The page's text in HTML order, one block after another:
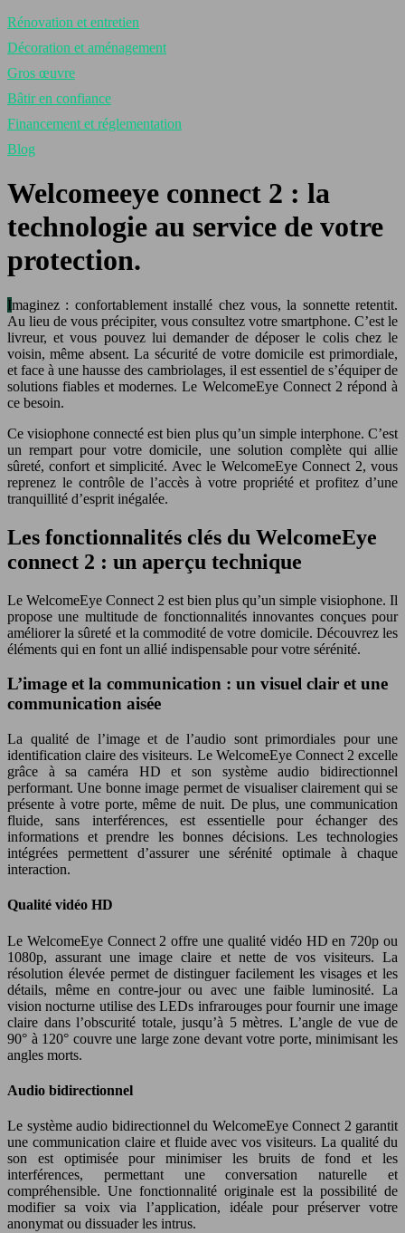
Rénovation et entretien
Décoration et aménagement
Gros œuvre
Bâtir en confiance
Financement et réglementation
Blog
Welcomeeye connect 2 : la
technologie au service de votre
protection.
Imaginez : confortablement installé chez vous, la sonnette retentit.
Au lieu de vous précipiter, vous consultez votre smartphone. C’est le
livreur, et vous pouvez lui demander de déposer le colis chez le
voisin, même absent. La sécurité de votre domicile est primordiale,
et face à une hausse des cambriolages, il est essentiel de s’équiper de
solutions fiables et modernes. Le WelcomeEye Connect 2 répond à
ce besoin.
Ce visiophone connecté est bien plus qu’un simple interphone. C’est
un rempart pour votre domicile, une solution complète qui allie
sûreté, confort et simplicité. Avec le WelcomeEye Connect 2, vous
reprenez le contrôle de l’accès à votre propriété et profitez d’une
tranquillité d’esprit inégalée.
Les fonctionnalités clés du WelcomeEye
connect 2 : un aperçu technique
Le WelcomeEye Connect 2 est bien plus qu’un simple visiophone. Il
propose une multitude de fonctionnalités innovantes conçues pour
améliorer la sûreté et la commodité de votre domicile. Découvrez les
éléments qui en font un allié indispensable pour votre sérénité.
L’image et la communication : un visuel clair et une
communication aisée
La qualité de l’image et de l’audio sont primordiales pour une
identification claire des visiteurs. Le WelcomeEye Connect 2 excelle
grâce à sa caméra HD et son système audio bidirectionnel
performant. Une bonne image permet de visualiser clairement qui se
présente à votre porte, même de nuit. De plus, une communication
fluide, sans interférences, est essentielle pour échanger des
informations et prendre les bonnes décisions. Les technologies
intégrées permettent d’assurer une sérénité optimale à chaque
interaction.
Qualité vidéo HD
Le WelcomeEye Connect 2 offre une qualité vidéo HD en 720p ou
1080p, assurant une image claire et nette de vos visiteurs. La
résolution élevée permet de distinguer facilement les visages et les
détails, même en contre-jour ou avec une faible luminosité. La
vision nocturne utilise des LEDs infrarouges pour fournir une image
claire dans l’obscurité totale, jusqu’à 5 mètres. L’angle de vue de
90° à 120° couvre une large zone devant votre porte, minimisant les
angles morts.
Audio bidirectionnel
Le système audio bidirectionnel du WelcomeEye Connect 2 garantit
une communication claire et fluide avec vos visiteurs. La qualité du
son est optimisée pour minimiser les bruits de fond et les
interférences, permettant une conversation naturelle et
compréhensible. Une fonctionnalité originale est la possibilité de
modifier sa voix via l’application, idéale pour préserver votre
anonymat ou dissuader les intrus.